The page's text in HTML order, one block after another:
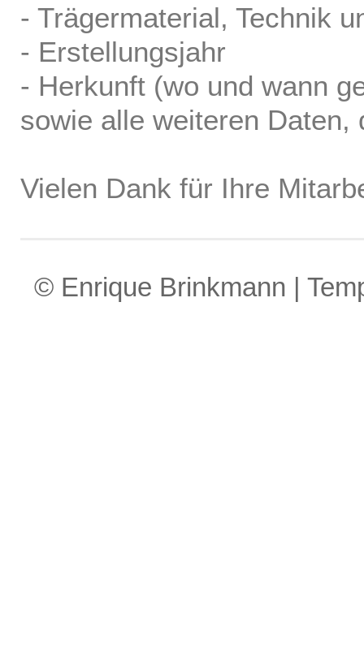
- Trägermaterial, Technik
- Erstellungsjahr
- Herkunft (wo und wann
sowie alle weiteren
Vielen Dank für Ihre
© Enrique Brinkmann |